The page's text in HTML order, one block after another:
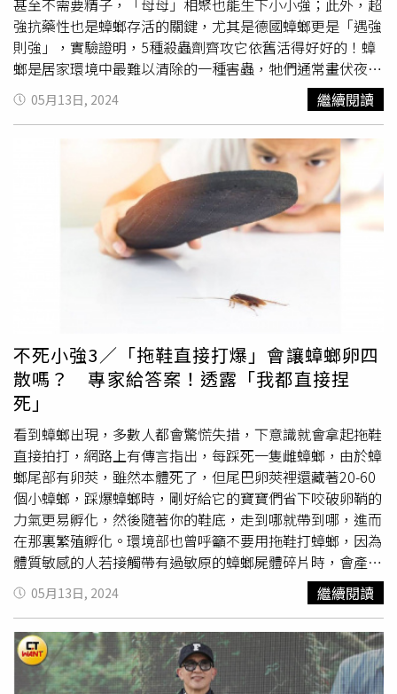
證的余夏，目前經營一家專業消毒公司，他認為清潔度是蟑
螂孳生量的關鍵。「以我自己家來說，我幾乎是天天打掃，
所以完全沒有蟑螂！」余夏說，尤其是陽光照不到的陰暗
處，例如沙發下方、抽屜裡、櫥櫃哩，都是蟑螂喜歡藏匿的
地方，若以蟑螂繁殖的周期來說，建議最好2周清潔一次這
些角落，如果真的難以做到，至少也要3個月打掃一次。另
外，油脂也非常容易招來蟑螂。「例如許多人喜歡在廚房櫃
子裡鋪上報紙，或是貼隔熱紙，一旦沾上油，就會滋生很多
蟑螂，所以建議要定期更換。」如果家中小強非常多，余夏
推薦水煙式殺蟲劑最有效。「因為放置室內可讓殺蟲劑的密
度、濃度增高，當然人、寵物都不要在現場，大約3小時後
返家將門窗打開通風，也可以開電扇促進對流，再離開約1
煙霧讓人誤會發生火災，同時也要關掉家中火災感測器。許
多人擔心水煙式殺蟲劑會傷害人體健康，余夏說，水煙式殺
蟲劑裡的化學物質主要是除蟲菊素，它有神經軸突興奮毒
素，對蟑螂來說毒性很強，但對哺乳類如人，其實毒性很
低，幾乎不會有危險。徹底 殺蟑之後，余夏建議每隔1~2個
月在蟑螂易出沒處噴殺蟲劑，同時也可在家中的水管、排水
溝撒上碳酸氫鈉，藉此清除管壁上的油垢，就能減少蟑螂進
入家裡的機率。若要請人到府 殺蟑，余夏透露大約要價
1300~3500元，需要1小時左右的時間就能完成。
甚至不需要精子，「母母」相聚也能生下小小強；此外，超
強抗藥性也是蟑螂存活的關鍵，尤其是德國蟑螂更是「遇強
則強」，實驗證明，5種殺蟲劑齊攻它依舊活得好好的！蟑
螂是居家環境中最難以清除的一種害蟲，牠們通常畫伏夜
出，懂得避人耳目，能在空中滑翔，也能爬行及鑽入壁縫。
蟑螂還有許多特異功能，例如母蟑螂只需交配一次就能終生
產卵，因為牠們可以將公蟑螂的精子儲存在體內分次使用。
另外，根據日本北海道大學研究指出，美洲蟑螂就算只有雌
性也能進行「單性生殖」，實驗中將3隻雌蟑螂放在一起
時，平均10天就可以產下卵鞘，顯示不需要雄蟑螂，雌蟑螂
就能生下小小強。而夏天更是蟑螂繁殖的旺季，除蟲消毒業
者余夏表示，每到夏天殺蟑的案量就會增加至少3成。至於
哪種居家環境最容易有蟑螂？「絕對是囤積食物過多的家
過多已經開封的食物，例如麵條、餅乾、砂糖等。「在有些
都會吸引蟑螂！」專家建議居家環境要定期清潔，尤其廚房
更要經常擦拭除去油、氣味，才能減少蟑螂出沒。（圖／報
系資料照）除了多清潔、少囤積物品之外，余夏也建議使用
餌劑。「家中要全面掃蟑可使用水煙式殺蟲劑，若是偶爾有
蟑螂，就可以用凝膠式餌劑，點在牠常出沒的地方，蟑螂吃
完回到窩死掉後的屍體會被同類吃掉，就可以消滅整窩蟑
螂。」中興大學昆蟲系教授黃紹毅博士也認為餌劑殺蟑效果
好，他受訪時表示曾利用餌劑讓家中一年都沒有蟑螂，另
外，若家中有小孩、寵物，黃紹毅則建議可使用非物理性的
「蟑螂屋」。「它與餌劑類似，但它放在密閉盒子裡，比較
不會被誤食。」余夏提醒若使用蟑螂屋，千萬要記得定期更
換。「很多人一放就忘記它的存在，一開始蟑螂屋的確有
效，但時間一長會失去效用，最後就變成『真正的蟑螂屋』
了。」許多人認為可用檸檬、香茅等精油驅趕蟑螂，黃紹毅
說，這些方式或許有效，但一旦家裡有油味、食物等味道，
蟑螂還是會靠著旺盛的生命力與適應力進入家裡。至於肥皂
水等方式，余夏則笑說：「我自己做了很多實驗，蟑螂都是
05月13日, 2024 繼續閱讀
不死小強3／「拖鞋直接打爆」會讓蟑螂卵四
散嗎？ 專家給答案！透露「我都直接捏
死」
看到蟑螂出現，多數人都會驚慌失措，下意識就會拿起拖鞋
直接拍打，網路上有傳言指出，每踩死一隻雌蟑螂，由於蟑
螂尾部有卵莢，雖然本體死了，但尾巴卵莢裡還藏著20-60
個小蟑螂，踩爆蟑螂時，剛好給它的寶寶們省下咬破卵鞘的
力氣更易孵化，然後隨著你的鞋底，走到哪就帶到哪，進而
在那裏繁殖孵化。環境部也曾呼籲不要用拖鞋打蟑螂，因為
體質敏感的人若接觸帶有過敏原的蟑螂屍體碎片時，會產生
過敏反應。中興大學昆蟲系教授黃紹毅博士也認為，拖鞋打
蟑螂後，蟑螂身上的細菌、病原菌會到處噴濺，反而更不
好。殺蟑無數的除蟲消毒業者余夏則不這麼認為。「我覺得
看到蟑螂直接擊爆，是一件很直覺的事，怎麼可能還跑去拿
殺蟲劑，拿到時蟑螂早就跑掉了，我有時甚至是直接用手捏
爆或打死牠，只要事後好好清潔、消毒，不用擔心散播病菌
05月13日, 2024 繼續閱讀